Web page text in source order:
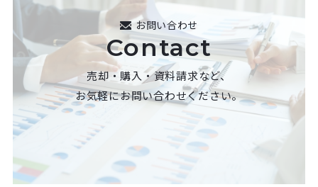
お問い合わせ
Contact
売却・購入・資料請求など、
お気軽にお問い合わせください。